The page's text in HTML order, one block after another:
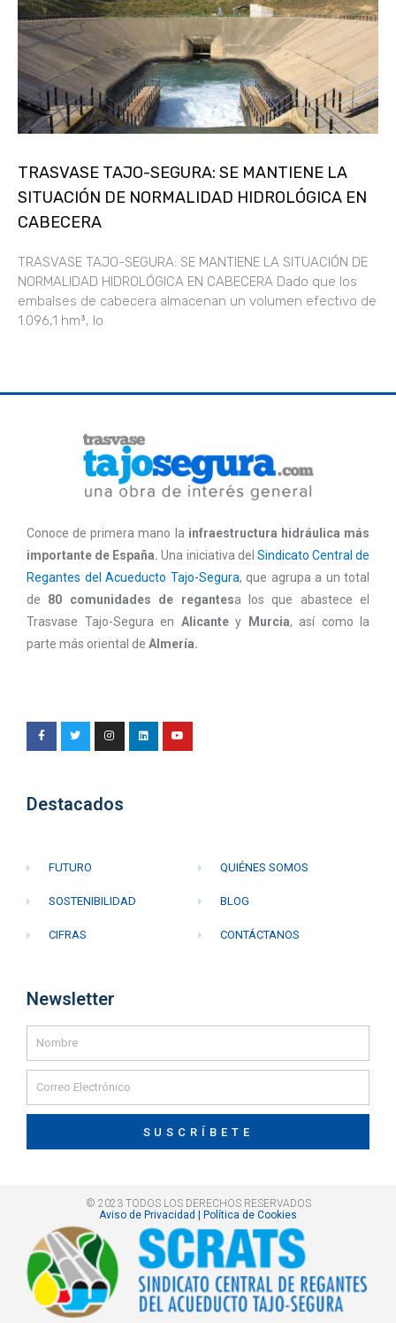
TRASVASE TAJO-SEGURA: SE MANTIENE LA
SITUACIÓN DE NORMALIDAD HIDROLÓGICA EN
CABECERA
TRASVASE TAJO-SEGURA: SE MANTIENE LA SITUACIÓN DE
NORMALIDAD HIDROLÓGICA EN CABECERA Dado que los
embalses de cabecera almacenan un volumen efectivo de
1.096,1 hm³, lo
Conoce de primera mano la infraestructura hidráulica más
importante de España.Una iniciativa del Sindicato Central de
Regantes del Acueducto Tajo-Segura, que agrupa a un total
de 80 comunidades de regantesa los que abastece el
Trasvase Tajo-Segura en Alicante y Murcia, así como la
parte más oriental de Almería.
Destacados
FUTURO
SOSTENIBILIDAD
CIFRAS
QUIÉNES SOMOS
BLOG
CONTÁCTANOS
Newsletter
SUSCRÍBETE
© 2023 TODOS LOS DERECHOS RESERVADOS
Aviso de Privacidad | Política de Cookies